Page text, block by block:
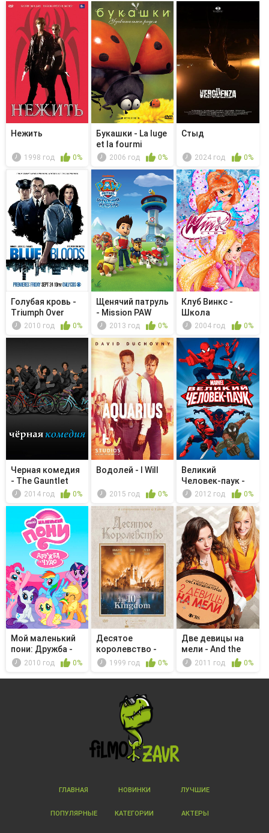
Нежить
1998 год 0%
Букашки - La luge
et la fourmi
2006 год 0%
Стыд
2024 год 0%
Голубая кровь -
Triumph Over
Trauma
2010 год 0%
Щенячий патруль
- Mission PAW
2013 год 0%
Клуб Винкс -
Школа
волшебниц -
2004 год 0%
Черная комедия
- The Gauntlet
2014 год 0%
Водолей - I Will
2015 год 0%
Великий
Человек-паук -
Академия Щ. И....
2012 год 0%
Мой маленький
пони: Дружба -
это чудо...
2010 год 0%
Десятое
королевство -
Серия 09-10
1999 год 0%
Две девицы на
мели - And the
Maybe Baby
2011 год 0%
ГЛАВНАЯ НОВИНКИ ЛУЧШИЕ
ПОПУЛЯРНЫЕ КАТЕГОРИИ АКТЕРЫ